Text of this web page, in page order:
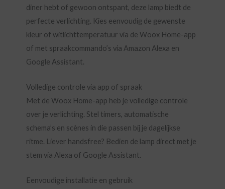
diner hebt of gewoon ontspant, deze lamp biedt de
perfecte verlichting. Kies eenvoudig de gewenste
kleur of witlichttemperatuur via de Woox Home-app
of met spraakcommando’s via Amazon Alexa en
Google Assistant.
Volledige controle via app of spraak
Met de Woox Home-app heb je volledige controle
over je verlichting. Stel timers, automatische
schema’s en scènes in die passen bij je dagelijkse
ritme. Liever handsfree? Bedien de lamp direct met je
stem via Alexa of Google Assistant.
Eenvoudige installatie en gebruik